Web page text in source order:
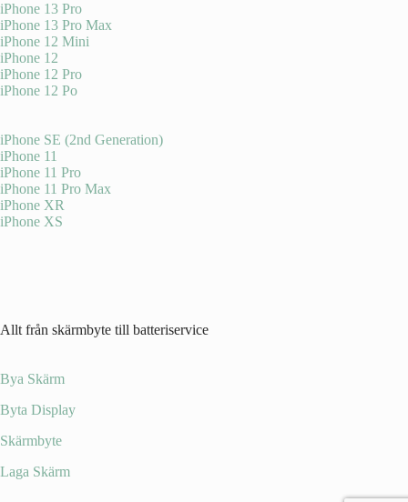
iPhone 13 Pro
iPhone 13 Pro Max
iPhone 12 Mini
iPhone 12
iPhone 12 Pro
iPhone 12 Po
iPhone SE (2nd Generation)
iPhone 11
iPhone 11 Pro
iPhone 11 Pro Max
iPhone XR
iPhone XS
Allt från skärmbyte till batteriservice
Bya Skärm
Byta Display
Skärmbyte
Laga Skärm